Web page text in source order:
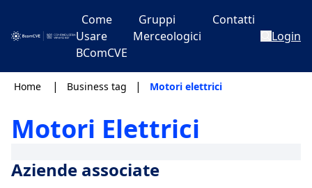
Come
Usare
BComCVE
Gruppi
Merceologici
Contatti
Login
Home | Business tag | Motori elettrici
Motori Elettrici
Aziende associate